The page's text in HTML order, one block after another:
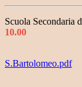
Scuola Secondaria
10.00
S.Bartolomeo.pdf